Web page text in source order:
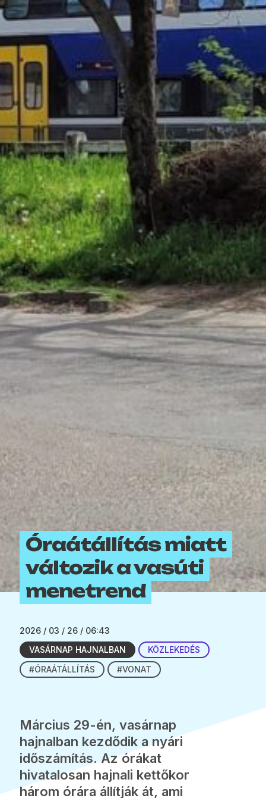
Óraátállítás miatt
változik a vasúti
menetrend
2026 / 03 / 26 / 06:43
VASÁRNAP HAJNALBAN
KÖZLEKEDÉS
#ÓRAÁTÁLLÍTÁS
#VONAT
Március 29-én, vasárnap
hajnalban kezdődik a nyári
időszámítás. Az órákat
hivatalosan hajnali kettőkor
három órára állítják át, ami